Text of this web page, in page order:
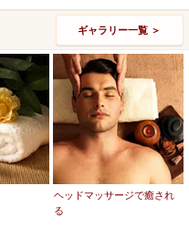
ギャラリー一覧 ＞
ヘッドマッサージで癒され
る